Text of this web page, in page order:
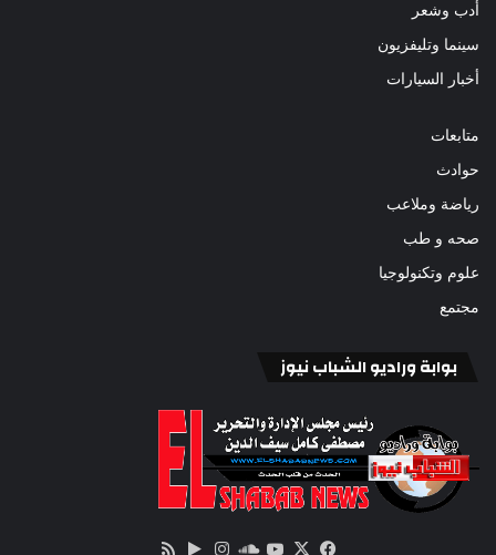
أدب وشعر
سينما وتليفزيون
أخبار السيارات
متابعات
حوادث
رياضة وملاعب
صحه و طب
علوم وتكنولوجيا
مجتمع
بوابة وراديو الشباب نيوز
فيسبوك
‫X
‫YouTube
ساوندانستقرام‏Google